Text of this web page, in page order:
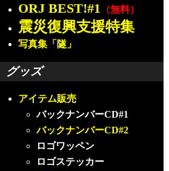
ORJ BEST!#1 （無料）
震災復興支援特集
写真集「隧」
グッズ
アイテム販売
バックナンバーCD#1
バックナンバーCD#2
ロゴワッペン
ロゴステッカー